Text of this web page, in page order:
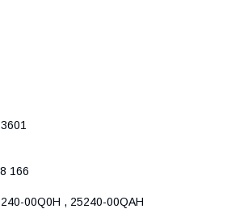
166
00Q0H , 25240-00QAH